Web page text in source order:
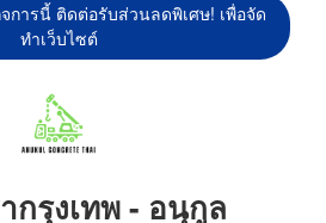
การนี้ ติดต่อรับส่วนลดพิเศษ! เพื่อจัด
ทำเว็บไซต์
กรุงเทพ - อนุกูล